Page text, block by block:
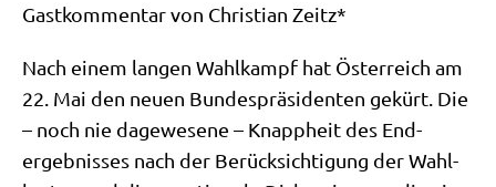
Gast­kom­men­tar von Chri­sti­an Zeitz*
Nach einem lan­gen Wahl­kampf hat Öster­reich am
22. Mai den neu­en Bun­des­prä­si­den­ten gekürt. Die
– noch nie dage­we­se­ne – Knapp­heit des End­
ergeb­nis­ses nach der Berück­sich­ti­gung der Wahl­